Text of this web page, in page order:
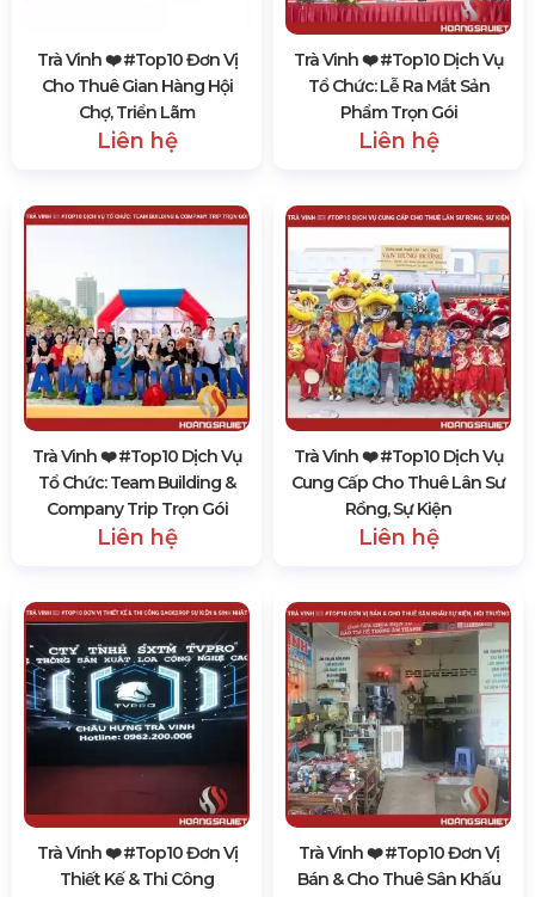
Trà Vinh ❤️️ #top10 Đơn Vị
Cho Thuê Gian Hàng Hội
Chợ, Triển Lãm
Liên hệ
Trà Vinh ❤️️ #top10 Dịch Vụ
Tổ Chức: Lễ Ra Mắt Sản
Phẩm Trọn Gói
Liên hệ
Trà Vinh ❤️️ #top10 Dịch Vụ
Tổ Chức: Team Building &
Company Trip Trọn Gói
Liên hệ
Trà Vinh ❤️️ #top10 Dịch Vụ
Cung Cấp Cho Thuê Lân Sư
Rồng, Sự Kiện
Liên hệ
Trà Vinh ❤️️ #top10 Đơn Vị
Thiết Kế & Thi Công
Trà Vinh ❤️️ #top10 Đơn Vị
Bán & Cho Thuê Sân Khấu